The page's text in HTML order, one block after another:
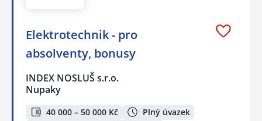
Elektrotechnik - pro
absolventy, bonusy
INDEX NOSLUŠ s.r.o.
Nupaky
40 000 – 50 000 Kč
Plný úvazek